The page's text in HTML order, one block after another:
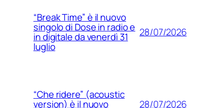
“Break Time” è il nuovo
singolo di Dose in radio e
in digitale da venerdì 31
luglio
28/07/2026
“Che ridere” (acoustic
version) è il nuovo 28/07/2026